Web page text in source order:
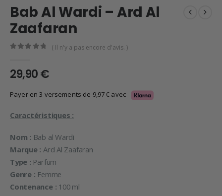
Bab Al Wardi – Ard Al
Zaafaran
( Il n'y a pas encore d'avis. )
29,90€
Payer en 3 versements de 9,97€ avec
Caractéristiques :
Nom : Bab al Wardi
Marque : Ard Al Zaafaran
Type : Parfum
Genre : Femme
Contenance : 100 ml